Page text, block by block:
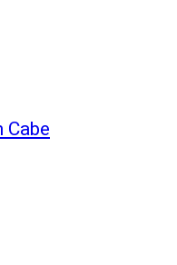
Cabe